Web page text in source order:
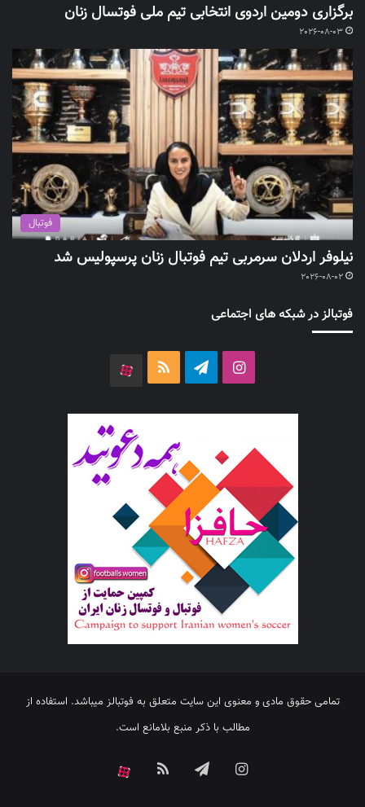
برگزاری دومین اردوی انتخابی تیم ملی فوتسال زنان
2026-08-03
فوتبال
نیلوفر اردلان سرمربی تیم فوتبال زنان پرسپولیس شد
2026-08-02
فوتبالز در شبکه های اجتماعی
اینستاگرامتلگرام خوراک
تمامی حقوق مادی و معنوی این سایت متعلق به فوتبالز میباشد. استفاده از
مطالب با ذکر منبع بلامانع است.
اینستاگرامتلگرام خوراک